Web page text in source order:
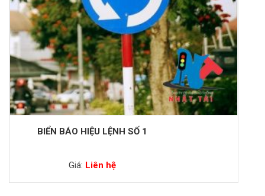
BIỂN BÁO HIỆU LỆNH SỐ 1
Giá: Liên hệ